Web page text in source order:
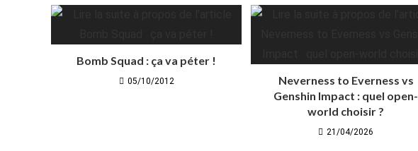
Bomb Squad : ça va péter !
05/10/2012
Neverness to Everness vs
Genshin Impact : quel open-
world choisir ?
21/04/2026